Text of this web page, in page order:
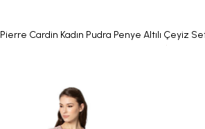
Pierre Cardin Kadın Pudra Penye Altılı Çeyiz